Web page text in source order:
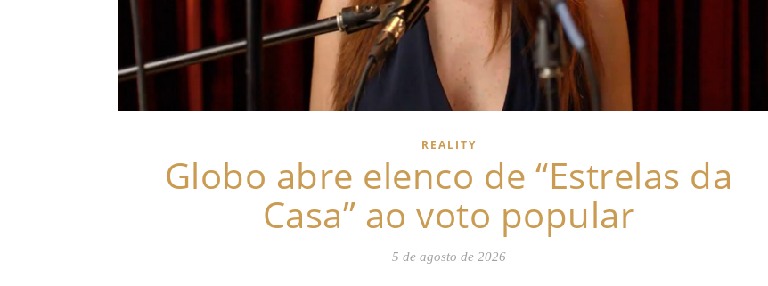
REALITY
Globo abre elenco de “Estrelas da
Casa” ao voto popular
5 de agosto de 2026